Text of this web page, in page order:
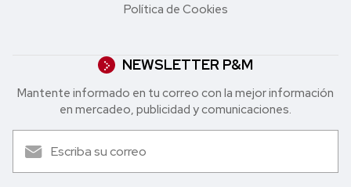
Política de Cookies
NEWSLETTER P&M
Mantente informado en tu correo con la mejor in formación
en mercadeo, publicidad y comunicaciones.